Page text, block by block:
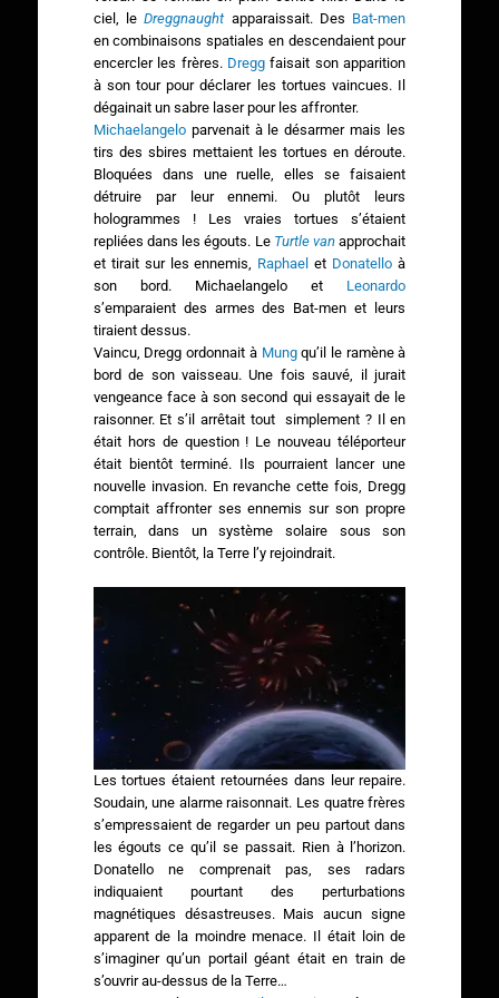
ciel, leDreggnaughtapparaissait. Des Bat-men
en combinaisons spatiales en descendaient pour
encercler les frères. Dregg faisait son apparition
à son tour pour déclarer les tortues vaincues. Il
dégainait un sabre laser pour les affronter.
Michaelangeloparvenait à le désarmer mais les
tirs des sbires mettaient les tortues en déroute.
Bloquées dans une ruelle, elles se faisaient
détruire par leur ennemi. Ou plutôt leurs
hologrammes ! Les vraies tortues s’étaient
repliées dans les égouts. Le Turtle van approchait
et tirait sur les ennemis, Raphael et Donatello à
son bord. Michaelangelo et Leonardo
s’emparaient des armes des Bat-men et leurs
tiraient dessus.
Vaincu, Dregg ordonnait à Mungqu’il le ramène à
bord de son vaisseau. Une fois sauvé, il jurait
vengeance face à son second qui essayait de le
raisonner. Et s’il arrêtait tout simplement ? Il en
était hors de question ! Le nouveau téléporteur
était bientôt terminé. Ils pourraient lancer une
nouvelle invasion. En revanche cette fois, Dregg
comptait affronter ses ennemis sur son propre
terrain, dans un système solaire sous son
contrôle. Bientôt, la Terre l’y rejoindrait.
Les tortues étaient retournées dans leur repaire.
Soudain, une alarme raisonnait. Les quatre frères
s’empressaient de regarder un peu partout dans
les égouts ce qu’il se passait. Rien à l’horizon.
Donatello ne comprenait pas, ses radars
indiquaient pourtant des perturbations
magnétiques désastreuses. Mais aucun signe
apparent de la moindre menace. Il était loin de
s’imaginer qu’un portail géant était en train de
s’ouvrir au-dessus de la Terre…